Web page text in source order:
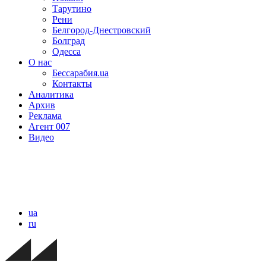
Тарутино
Рени
Белгород-Днестровский
Болград
Одесса
О нас
Бессарабия.ua
Контакты
Аналитика
Архив
Реклама
Агент 007
Видео
ua
ru